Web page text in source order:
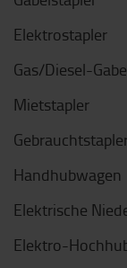
Elektrostapler
Gas/Diesel-
Mietstapler
Handhubwagen
Elektrische
Elektro-